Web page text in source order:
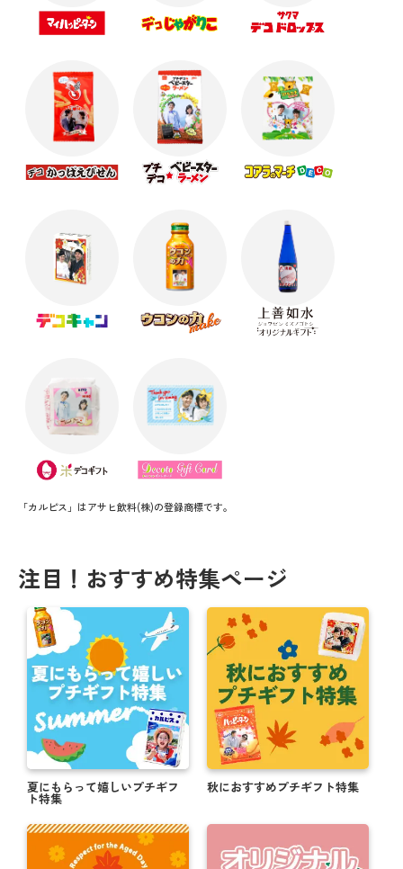
「カルピス」はアサヒ飲料(株)の登録商標です。
注目！おすすめ特集ページ
夏にもらって嬉しいプチギフ
ト特集
秋におすすめプチギフト特集